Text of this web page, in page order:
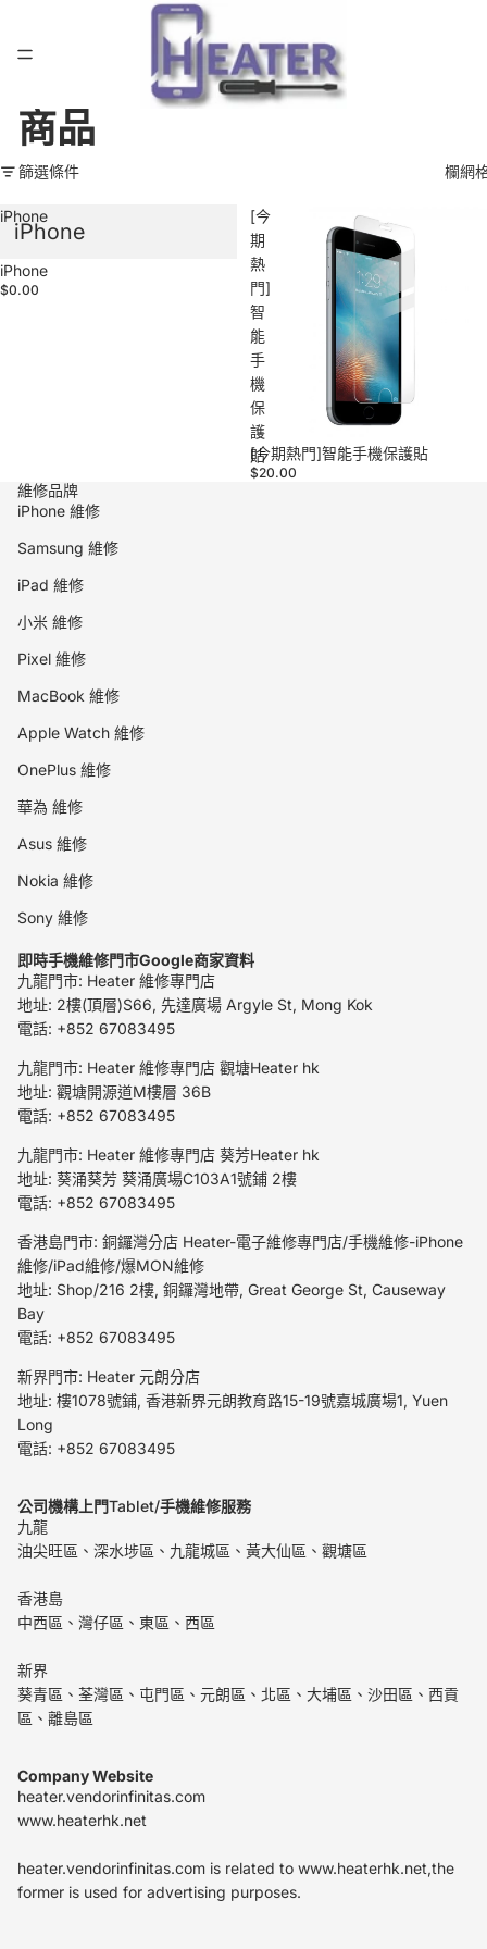
商品
篩選條件 欄網
iPhone
iPhone
iPhone
$0.00
[今
期
熱
門]
智
能
手
機
保
護
貼
[今期熱門]智能手機保護貼
$20.00
維修品牌
iPhone 維修
Samsung 維修
iPad 維修
小米 維修
Pixel 維修
MacBook 維修
Apple Watch 維修
OnePlus 維修
華為 維修
Asus 維修
Nokia 維修
Sony 維修
即時手機維修門市Google商家資料
九龍門市: Heater 維修專門店
地址: 2樓(頂層)S66, 先達廣場 Argyle St, Mong Kok
電話: +852 67083495
九龍門市: Heater 維修專門店 觀塘Heater hk
地址: 觀塘開源道M樓層 36B
電話: +852 67083495
九龍門市: Heater 維修專門店 葵芳Heater hk
地址: 葵涌葵芳 葵涌廣場C103A1號鋪 2樓
電話: +852 67083495
香港島門市: 銅鑼灣分店 Heater-電子維修專門店/手機維修-iPhone
維修/iPad維修/爆MON維修
地址: Shop/216 2樓, 銅鑼灣地帶, Great George St, Causeway
Bay
電話: +852 67083495
新界門市: Heater 元朗分店
地址: 樓1078號鋪, 香港新界元朗教育路15-19號嘉城廣場1, Yuen
Long
電話: +852 67083495
公司機構上門Tablet/手機維修服務
九龍
油尖旺區、深水埗區、九龍城區、黃大仙區、觀塘區
香港島
中西區、灣仔區、東區、西區
新界
葵青區、荃灣區、屯門區、元朗區、北區、大埔區、沙田區、西貢
區、離島區
Company Website
heater.vendorinfinitas.com
www.heaterhk.net
heater.vendorinfinitas.com is related to www.heaterhk.net,the
former is used for advertising purposes.